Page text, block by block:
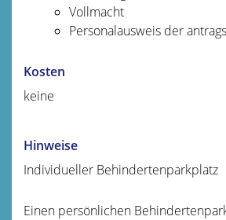
Vollmacht
Personalausweis der
Kosten
keine
Hinweise
Individueller Behindertenparkplatz
Einen persönlichen